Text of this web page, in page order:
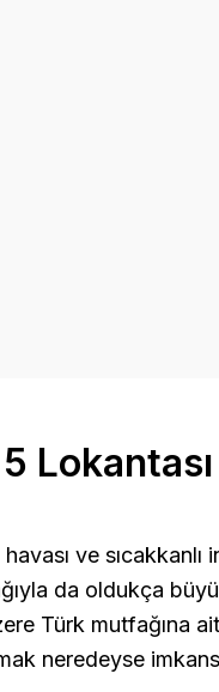
Lokantası
ve
da oldukça
Türk mutfağına
neredeyse